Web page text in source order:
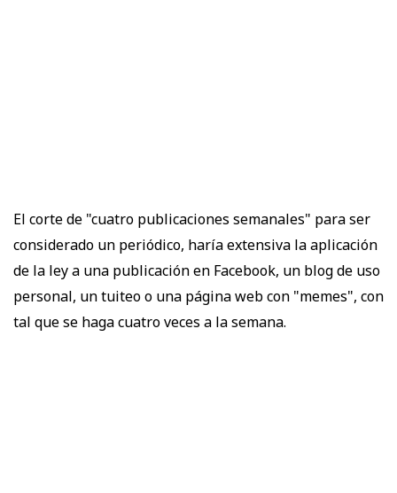
El corte de "cuatro publicaciones semanales" para ser
considerado un periódico, haría extensiva la aplicación
de la ley a una publicación en Facebook, un blog de uso
personal, un tuiteo o una página web con "memes", con
tal que se haga cuatro veces a la semana.